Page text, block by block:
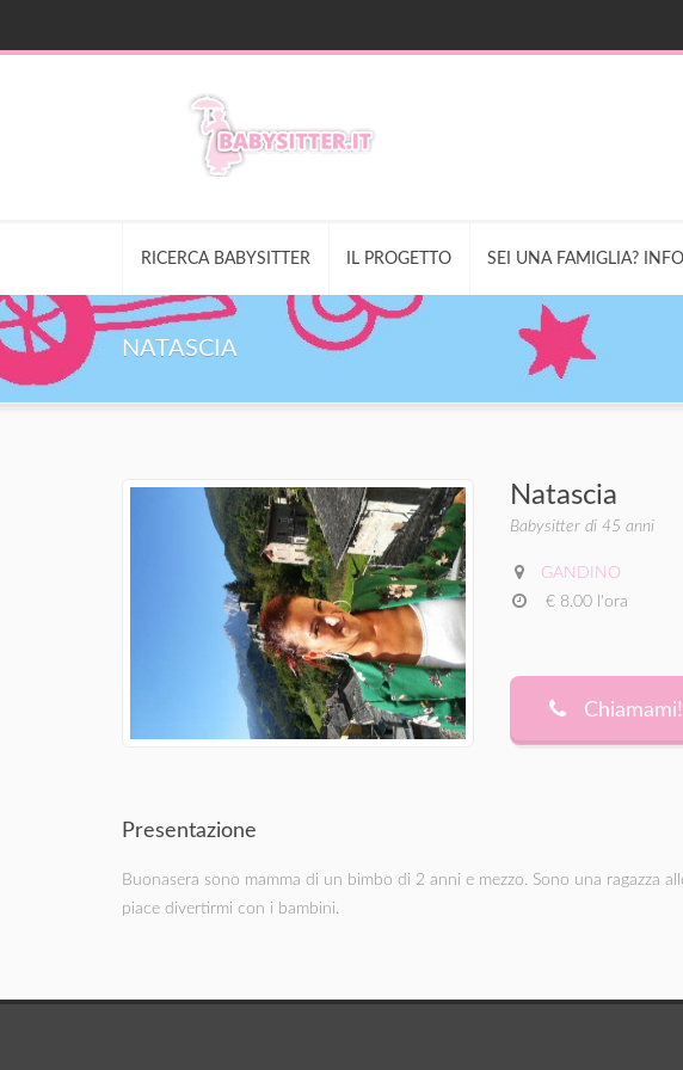
RICERCA BABYSITTER IL PROGETTO SEI UNA FAMIGLIA?
NATASCIA
Natascia
Babysitter di 45 anni
GANDINO
€ 8.00 l'ora
Chiamami!
Presentazione
Buonasera sono mamma di un bimbo di 2 anni e mezzo. Sono una ragazza
piace divertirmi con i bambini.